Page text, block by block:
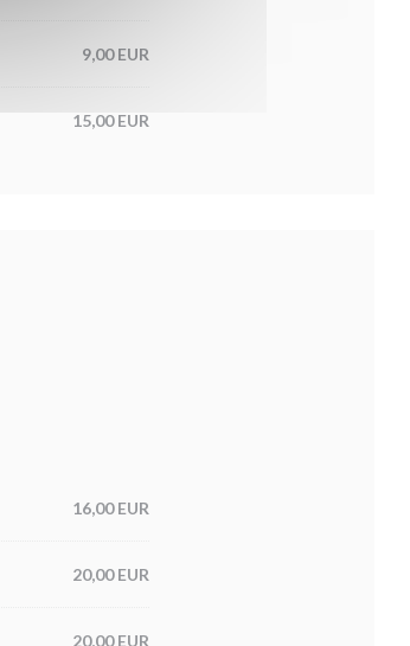
9,00 EUR
15,00 EUR
16,00 EUR
20,00 EUR
20,00 EUR